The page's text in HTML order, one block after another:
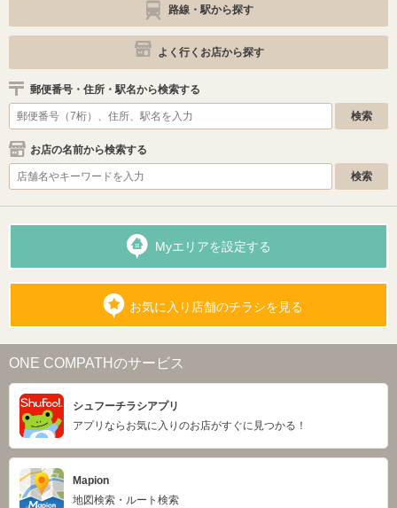
路線・駅から探す
よく行くお店から探す
郵便番号・住所・駅名から検索する
お店の名前から検索する
Myエリアを設定する
お気に入り店舗のチラシを見る
ONE COMPATHのサービス
シュフーチラシアプリ
アプリならお気に入りのお店がすぐに見つかる！
Mapion
地図検索・ルート検索